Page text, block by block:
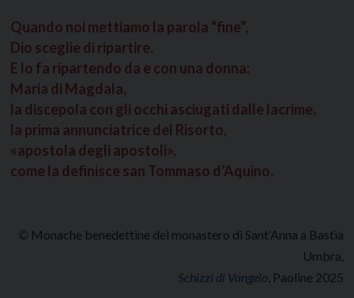
Quando noi mettiamo la parola “fine”,
Dio sceglie di ripartire.
E lo fa ripartendo da e con una donna:
Maria di Magdala,
la discepola con gli occhi asciugati dalle lacrime,
la prima annunciatrice del Risorto,
«apostola degli apostoli»,
come la definisce san Tommaso d’Aquino.
© Monache benedettine del monastero di Sant’Anna a Bastia
Umbra,
Schizzi di Vangelo , Paoline 2025